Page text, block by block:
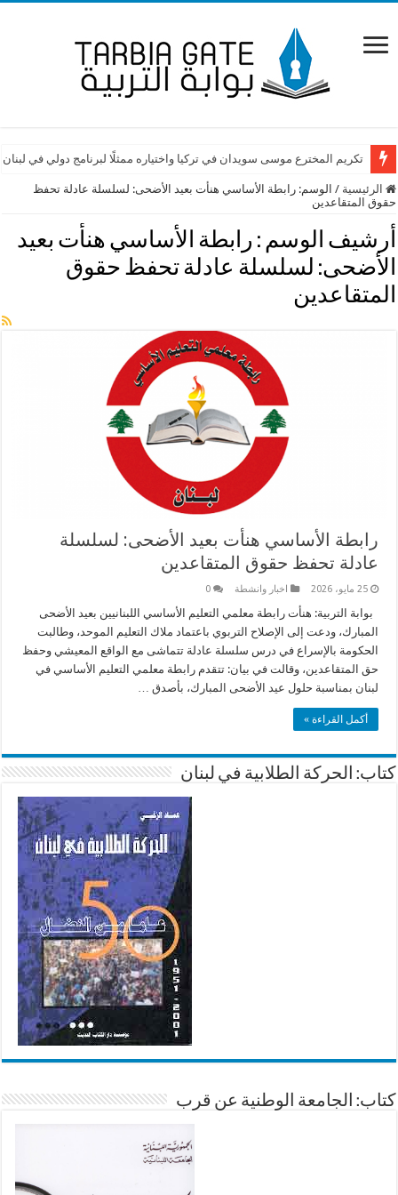
تكريم المخترع موسى سويدان في تركيا واختياره ممثلًا لبرنامج دولي في لبنان
الرئيسية / الوسم:رابطة الأساسي هنأت بعيد الأضحى: لسلسلة عادلة تحفظ
حقوق المتقاعدين
أرشيف الوسم : رابطة الأساسي هنأت بعيد
الأضحى: لسلسلة عادلة تحفظ حقوق
المتقاعدين
رابطة الأساسي هنأت بعيد الأضحى: لسلسلة
عادلة تحفظ حقوق المتقاعدين
25 مايو، 2026 اخبار وانشطة 0
بوابة التربية: هنأت رابطة معلمي التعليم الأساسي اللبنانيين بعيد الأضحى
المبارك، ودعت إلى الإصلاح التربوي باعتماد ملاك التعليم الموحد، وطالبت
الحكومة بالإسراع في درس سلسلة عادلة تتماشى مع الواقع المعيشي وحفظ
حق المتقاعدين، وقالت في بيان: تتقدم رابطة معلمي التعليم الأساسي في
لبنان بمناسبة حلول عيد الأضحى المبارك، بأصدق …
أكمل القراءة »
كتاب: الحركة الطلابية في لبنان
كتاب: الجامعة الوطنية عن قرب